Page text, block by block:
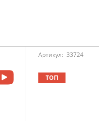
Артикул: 33724
ТОП